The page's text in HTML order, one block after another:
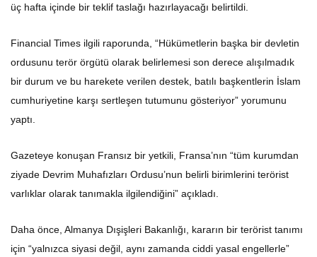
üç hafta içinde bir teklif taslağı hazırlayacağı belirtildi.
Financial Times ilgili raporunda, “Hükümetlerin başka bir devletin
ordusunu terör örgütü olarak belirlemesi son derece alışılmadık
bir durum ve bu harekete verilen destek, batılı başkentlerin İslam
cumhuriyetine karşı sertleşen tutumunu gösteriyor” yorumunu
yaptı.
Gazeteye konuşan Fransız bir yetkili, Fransa’nın “tüm kurumdan
ziyade Devrim Muhafızları Ordusu’nun belirli birimlerini terörist
varlıklar olarak tanımakla ilgilendiğini” açıkladı.
Daha önce, Almanya Dışişleri Bakanlığı, kararın bir terörist tanımı
için “yalnızca siyasi değil, aynı zamanda ciddi yasal engellerle”